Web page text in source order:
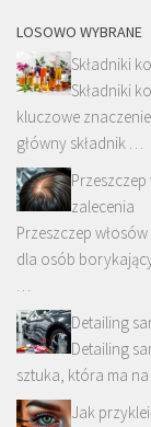
LOSOWO WYBRANE
Składniki
Składniki
kluczowe
główny składnik …
zalecenia
Przeszczep
dla osób
…
Detailing
Detailing
sztuka, która ma
Jak